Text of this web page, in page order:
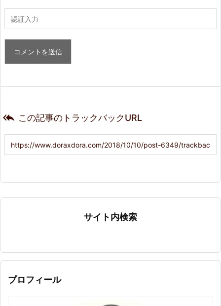
 この記事のトラックバックURL
サイト内検索
プロフィール